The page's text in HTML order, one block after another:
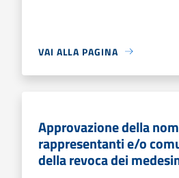
VAI ALLA PAGINA
Approvazione della
rappresentanti e/o
della revoca dei